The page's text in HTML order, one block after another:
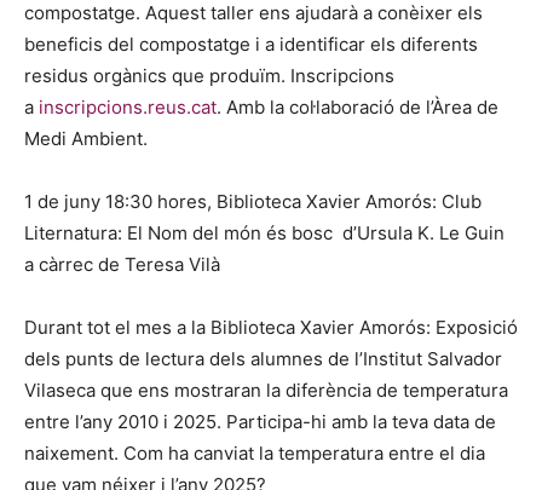
compostatge. Aquest taller ens ajudarà a conèixer els
beneficis del compostatge i a identificar els diferents
residus orgànics que produïm. Inscripcions
a inscripcions.reus.cat. Amb la col·laboració de l’Àrea de
Medi Ambient.
1 de juny 18:30 hores, Biblioteca Xavier Amorós: Club
Liternatura: El Nom del món és bosc d’Ursula K. Le Guin
a càrrec de Teresa Vilà
Durant tot el mes a la Biblioteca Xavier Amorós: Exposició
dels punts de lectura dels alumnes de l’Institut Salvador
Vilaseca que ens mostraran la diferència de temperatura
entre l’any 2010 i 2025. Participa-hi amb la teva data de
naixement. Com ha canviat la temperatura entre el dia
que vam néixer i l’any 2025?